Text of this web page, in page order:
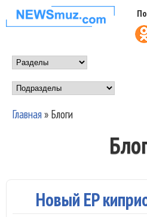
Перейти к
НОВОСТИ
МУЗЫКИ И
ШОУ БИЗНЕСА
NEWSMUZ.COM
Main menu
Подразделы
Главная» Блоги
Новый EP